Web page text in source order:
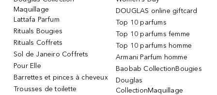
Maquillage
Lattafa Parfum
Rituals Bougies
Rituals Coffrets
Sol de Janeiro Coffrets
Pour Elle
Barrettes et pinces à cheveux
Trousses de toilette
DOUGLAS online giftcard
Top 10 parfums
Top 10 parfums femme
Top 10 parfums homme
Armani Parfum homme
Baobab CollectionBougies
Douglas
CollectionMaquillage